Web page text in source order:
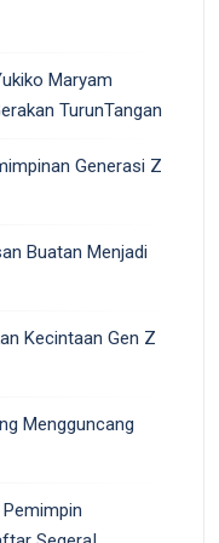
Maryam
TurunTangan
Generasi Z
Buatan Menjadi
Kecintaan Gen Z
Mengguncang